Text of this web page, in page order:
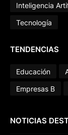
Inteligencia
Tecnología
TENDENCIAS
Educación
Empresas B
NOTICIAS